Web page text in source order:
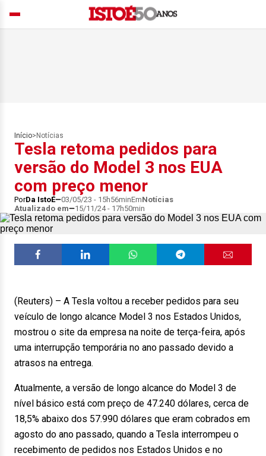
Início> Notícias
Tesla retoma pedidos para
versão do Model 3 nos EUA
com preço menor
PorDa IstoÉ 03/05/23 - 15h56minEmNotícias
Atualizado em
15/11/24 - 17h50min
(Reuters) – A Tesla voltou a receber pedidos para seu
veículo de longo alcance Model 3 nos Estados Unidos,
mostrou o site da empresa na noite de terça-feira, após
uma interrupção temporária no ano passado devido a
atrasos na entrega.
Atualmente, a versão de longo alcance do Model 3 de
nível básico está com preço de 47.240 dólares, cerca de
18,5% abaixo dos 57.990 dólares que eram cobrados em
agosto do ano passado, quando a Tesla interrompeu o
recebimento de pedidos nos Estados Unidos e no